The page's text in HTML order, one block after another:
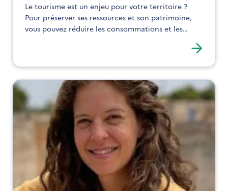
Le tourisme est un enjeu pour votre territoire ?
Pour préserver ses ressources et son patrimoine,
vous pouvez réduire les consommations et les